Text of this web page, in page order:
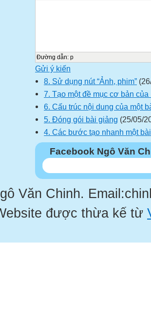
Đường dẫn: p
Gửi ý kiến
8. Sử dụng nút “Ảnh, phim”
7. Tạo một đề mục cơ bản
6. Cấu trúc nội dung của một
5. Đóng gói bài giảng (25/05/
4. Các bước tạo nhanh một
Facebook Ngô Văn
Văn Chinh.
được thừa kế từ